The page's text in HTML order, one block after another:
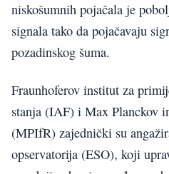
niskošumnih pojačala je
signala tako da pojačavaju
pozadinskog šuma.
Fraunhoferov institut za
stanja (IAF) i Max Planckov
(MPIfR) zajednički su
opservatorija (ESO), koji